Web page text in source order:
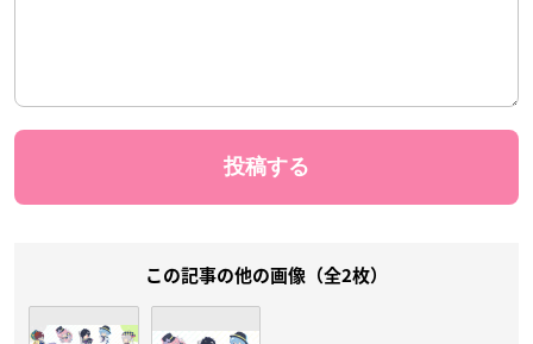
この記事の他の画像（全2枚）